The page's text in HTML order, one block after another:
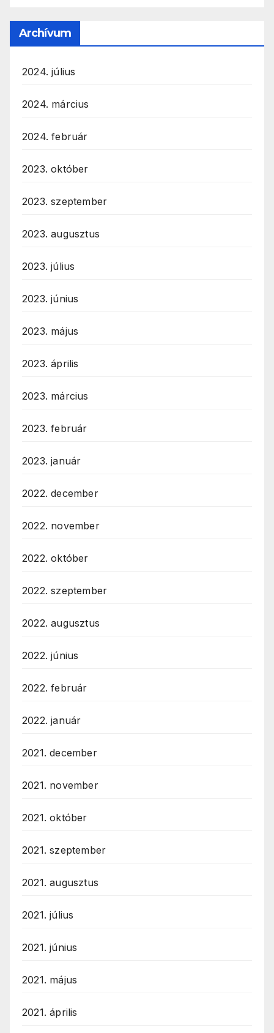
Archívum
2024. július
2024. március
2024. február
2023. október
2023. szeptember
2023. augusztus
2023. július
2023. június
2023. május
2023. április
2023. március
2023. február
2023. január
2022. december
2022. november
2022. október
2022. szeptember
2022. augusztus
2022. június
2022. február
2022. január
2021. december
2021. november
2021. október
2021. szeptember
2021. augusztus
2021. július
2021. június
2021. május
2021. április